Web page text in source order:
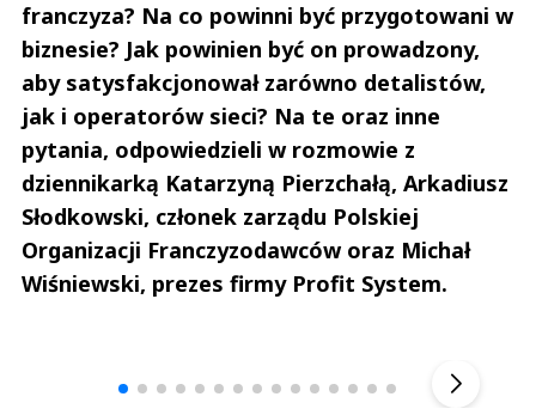
franczyza? Na co powinni być przygotowani w
biznesie? Jak powinien być on prowadzony,
aby satysfakcjonował zarówno detalistów,
jak i operatorów sieci? Na te oraz inne
pytania, odpowiedzieli w rozmowie z
dziennikarką Katarzyną Pierzchałą, Arkadiusz
Słodkowski, członek zarządu Polskiej
Organizacji Franczyzodawców oraz Michał
Wiśniewski, prezes firmy Profit System.